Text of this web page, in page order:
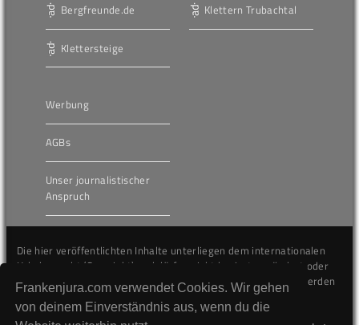
Frankenjura.com verwendet Cookies. Wir gehen
von deinem Einverständnis aus, wenn du die
Bergfreunde.de
Klettersteige
Klettern Trubachtal
Werbung
AGBs
Unser journalistischer
Anspruch
Die hier veröffentlichten Inhalte unterliegen dem internationalen
Urheberrecht (Copyright) und dürfen nicht kopiert, verändert oder
unverändert wiederveröffentlicht werden. Gegen Verstöße werden
wir auf juristischem Wege vorgehen.